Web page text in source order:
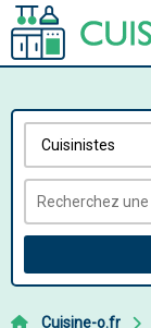
Cuisine-o.fr